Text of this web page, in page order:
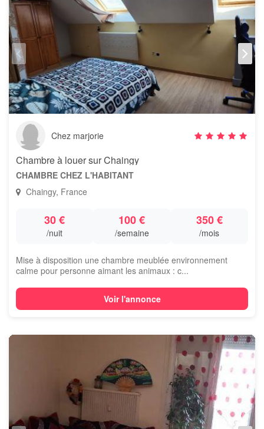
Chez marjorie
Chambre à louer sur Chaingy
CHAMBRE CHEZ L'HABITANT
Chaingy, France
30 €
/nuit
100 €
/semaine
350 €
/mois
Mise à disposition une chambre meublée environnement
calme pour personne aimant les animaux : c...
Voir l'annonce